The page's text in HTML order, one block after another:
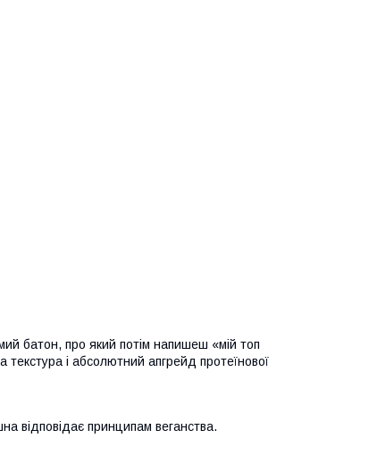
батон, про який потім напишеш «мій топ
текстура і абсолютний апгрейд протеїнової
відповідає принципам веганства.